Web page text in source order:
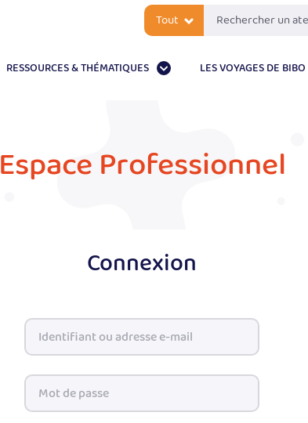
Tout
RESSOURCES & THÉMATIQUES LES VOYAGES DE BIBO
Espace Professionnel
Connexion
Identifiant ou adresse e-mail
Mot de passe